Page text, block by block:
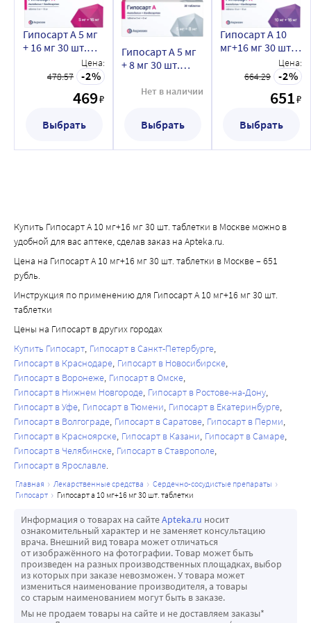
чрезмерное разрастание тканей десен (гиперплазия
десен),
повышение аппетита, -кашель,
воспаление кожи (дерматит) Очень редко (могут
возникать не более чем у 1 человека из 10 000)
обморок,
воспаление стенок кровеносных сосудов (васкулит),
резкое понижение артериального давления при
боль в грудной клетке,
мигрень,
повышенное потоотделение,
состояние безразличия (апатия),
двигательное беспокойство (ажитация),
нарушение координации движений (атаксия),
нарушение памяти (амнезия),
воспаление слизистой оболочки желудка (гастрит),
повышенный уровень билирубина (пигмента желчи)
в крови (гипербилирубинемия),
повышение активности «печеночных» ферментов
(трансаминаз),
учащение, болезненность и затруднение
мочеиспускания (дизурия),
увеличенное образование мочи (полиурия),
выпадение волос (алопеция),
сухость кожи (ксеродермия),
холодный пот,
нарушение пигментации кожи,
повышенное содержание сахара в крови
(гипергликемия),
искаженное восприятие запахов (паросмия)
Возможные изменения лабораторных показателей В
целом, при применении кандесартана не было
Гипосарт А 5 мг
+ 16 мг 30 шт.
Цена:
478.57
2
469₽
Выбрать
Гипосарт А 5 мг
+ 8 мг 30 шт.
Нет в наличии
Выбрать
Гипосарт А 10
мг+16 мг 30 шт.
Цена:
664.29
2
651₽
Выбрать
Купить Гипосарт А 10 мг+16 мг 30 шт. таблетки в Москве можно в
удобной для вас аптеке, сделав заказ на Apteka.ru.
Цена на Гипосарт А 10 мг+16 мг 30 шт. таблетки в Москве – 651
рубль.
Инструкция по применению для Гипосарт А 10 мг+16 мг 30 шт.
таблетки
Цены на Гипосарт в других городах
Купить Гипосарт Гипосарт в Санкт-Петербурге
Гипосарт в Краснодаре Гипосарт в Новосибирске
Гипосарт в Воронеже Гипосарт в Омске
Гипосарт в Нижнем Новгороде Гипосарт в Ростове-на-Дону
Гипосарт в Уфе Гипосарт в Тюмени Гипосарт в Екатеринбурге
Гипосарт в Волгограде Гипосарт в Саратове Гипосарт в Перми
Гипосарт в Красноярске Гипосарт в Казани Гипосарт в Самаре
Гипосарт в Челябинске Гипосарт в Ставрополе
Гипосарт в Ярославле
главная лекарственные средства
сердечно-сосудистые препараты
гипосарт
гипосарт а 10 мг+16 мг 30 шт. таблетки
Информация о товарах на сайтеApteka.ru носит
ознакомительный характер и не заменяет консультацию
врача. Внешний вид товара может отличаться
от изображённого на фотографии. Товар может быть
произведен на разных производственных площадках, выбор
из которых при заказе невозможен. У товара может
измениться наименование производителя, а товары
со старым наименованием могут быть в заказе.
Мы не продаем товары на сайте и не доставляем заказы*